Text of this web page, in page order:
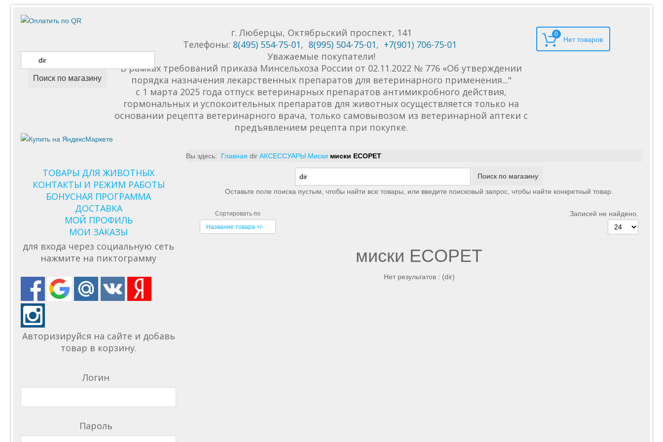
Поиск по магазину
г. Люберцы, Октябрьский проспект, 141
Телефоны: 8(495) 554-75-01, 8(995) 504-75-01, +7(901) 706-75-01
Уважаемые покупатели!
В рамках требований приказа Минсельхоза России от 02.11.2022 № 776 «Об утверждении
порядка назначения лекарственных препаратов для ветеринарного применения..."
с 1 марта 2025 года отпуск ветеринарных препаратов антимикробного действия,
гормональных и успокоительных препаратов для животных осуществляется только на
основании рецепта ветеринарного врача, только самовывозом из ветеринарной аптеки с
предъявлением рецепта при покупке.
0
Вы здесь: Главная dir АКСЕССУАРЫ Миски миски ECOPET
ТОВАРЫ ДЛЯ ЖИВОТНЫХ
КОНТАКТЫ И РЕЖИМ РАБОТЫ
БОНУСНАЯ ПРОГРАММА
ДОСТАВКА
МОЙ ПРОФИЛЬ
МОИ ЗАКАЗЫ
для входа через социальную сеть
нажмите на пиктограмму
Авторизируйся на сайте и добавь
товар в корзину.
Логин
Пароль
Оставьте поле поиска пустым, чтобы найти все товары, или введите поисковый запрос, чтобы найти конкретный товар.
Сортировать по
Название товара +/-
Записей не найдено.
миски ECOPET
Нет результатов : (dir)